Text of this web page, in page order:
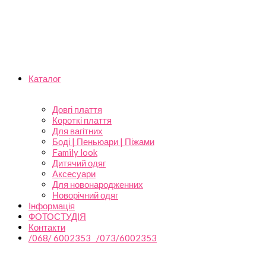
Каталог
Довгі плаття
Короткі плаття
Для вагітних
Боді | Пеньюари | Піжами
Family look
Дитячий одяг
Аксесуари
Для новонародженних
Новорічний одяг
Інформація
ФОТОСТУДІЯ
Контакти
/068/ 6002353 /073/6002353